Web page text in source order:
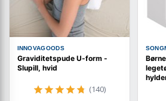
INNOVAGOODS
Graviditetspude U-form -
Slupill, hvid
(140)